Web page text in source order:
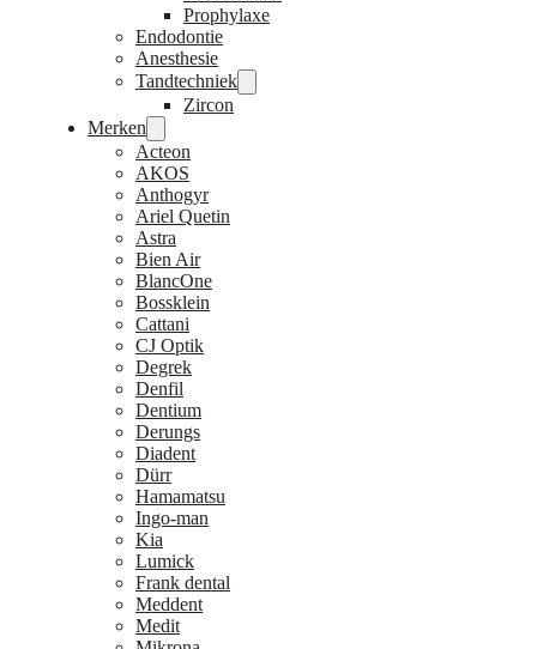
Prophylaxe
Endodontie
Anesthesie
Tandtechniek
Zircon
Merken
Acteon
AKOS
Anthogyr
Ariel Quetin
Astra
Bien Air
BlancOne
Bossklein
Cattani
CJ Optik
Degrek
Denfil
Dentium
Derungs
Diadent
Dürr
Hamamatsu
Ingo-man
Kia
Lumick
Frank dental
Meddent
Medit